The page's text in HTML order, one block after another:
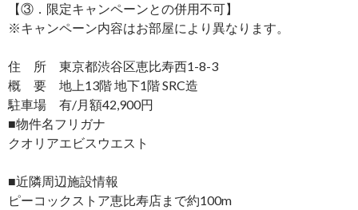
【③．限定キャンペーンとの併用不可】
※キャンペーン内容はお部屋により異なります。
住 所 東京都渋谷区恵比寿西1-8-3
概 要 地上13階 地下1階 SRC造
駐車場 有/月額42,900円
■物件名フリガナ
クオリアエビスウエスト
■近隣周辺施設情報
ピーコックストア恵比寿店まで約100m